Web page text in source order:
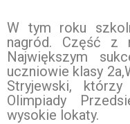
W tym roku
nagród. Część z
Największym
uczniowie klasy
Stryjewski,
Olimpiady
wysokie lokaty.